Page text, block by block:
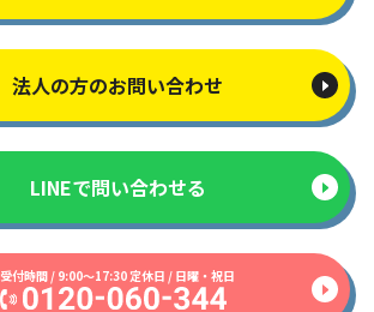
法人の方のお問い合わせ
LINEで問い合わせる
受付時間 / 9:00〜17:30 定休日 / 日曜・祝日